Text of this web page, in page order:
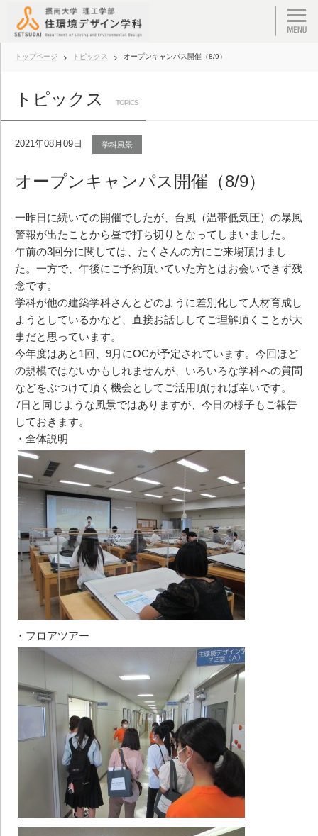
トップページ トピックス オープンキャンパス開催（8/9）
トピックス TOPICS
2021年08月09日 学科風景
オープンキャンパス開催（8/9）
一昨日に続いての開催でしたが、台風（温帯低気圧）の暴風
警報が出たことから昼で打ち切りとなってしまいました。
午前の3回分に関しては、たくさんの方にご来場頂けまし
た。一方で、午後にご予約頂いていた方とはお会いできず残
念です。
学科が他の建築学科さんとどのように差別化して人材育成し
ようとしているかなど、直接お話ししてご理解頂くことが大
事だと思っています。
今年度はあと1回、9月にOCが予定されています。今回ほど
の規模ではないかもしれませんが、いろいろな学科への質問
などをぶつけて頂く機会としてご活用頂ければ幸いです。
7日と同じような風景ではありますが、今日の様子もご報告
しておきます。
・全体説明
・フロアツアー